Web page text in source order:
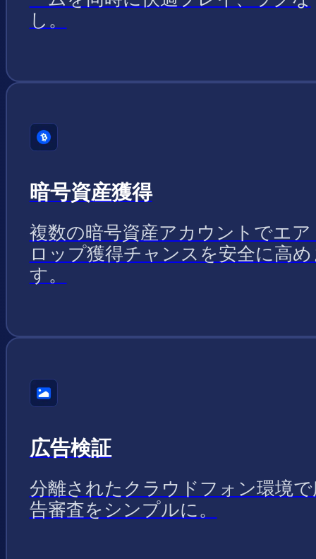
し。
暗号資産獲得
複数の暗号資産アカウントでエア
ロップ獲得チャンスを安全に高め
す。
広告検証
分離されたクラウドフォン環境で
告審査をシンプルに。